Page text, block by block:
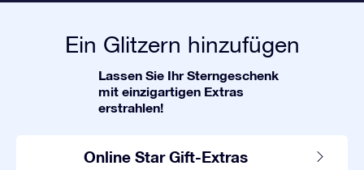
Ein Glitzern hinzufügen
Lassen Sie Ihr Sterngeschenk
mit einzigartigen Extras
erstrahlen!
Online Star Gift-Extras